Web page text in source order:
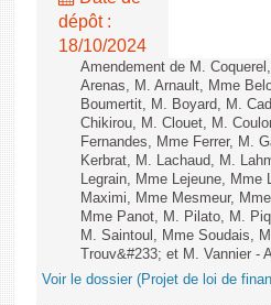
dépôt :
18/10/2024
Amendement de M.
Arenas, M. Arnault, Mme
Boumertit, M. Boyard, M.
Chikirou, M. Clouet, M.
Fernandes, Mme Ferrer, M.
Kerbrat, M. Lachaud, M.
Legrain, Mme Lejeune,
Maximi, Mme Mesmeur,
Mme Panot, M. Pilato, M.
M. Saintoul, Mme Soudais,
Trouv&#233; et M. Vannier -
Voir le dossier (Projet de loi de